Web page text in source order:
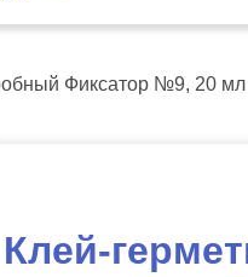
Фиксатор №9, 20
Клей-